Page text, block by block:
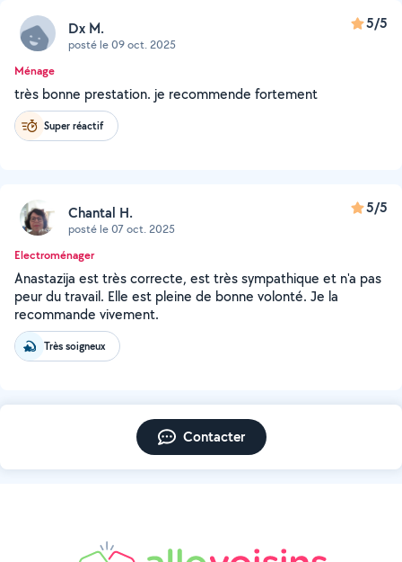
Dx M.
posté le 09 oct. 2025
5/5
Ménage
très bonne prestation. je recommende fortement
Super réactif
Chantal H.
posté le 07 oct. 2025
5/5
Electroménager
Anastazija est très correcte, est très sympathique et n'a pas
peur du travail. Elle est pleine de bonne volonté. Je la
recommande vivement.
Très soigneux
Contacter